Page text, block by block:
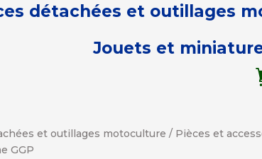
détachées et outillages
Jouets et
et outillages motoculture / Pièces et
GGP